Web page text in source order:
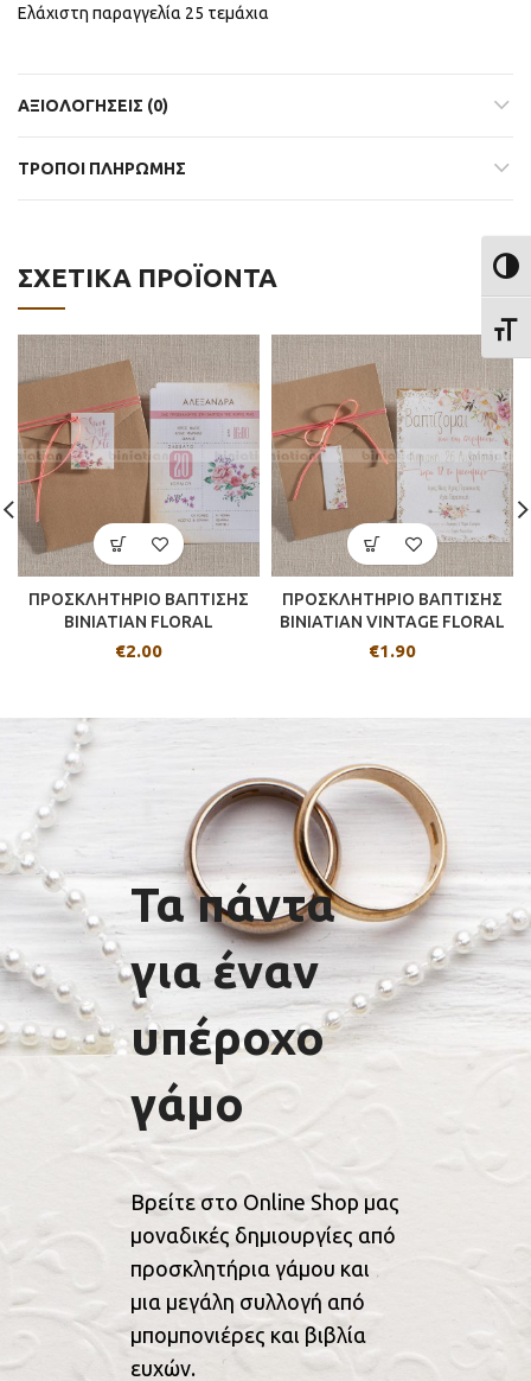
Ελάχιστη παραγγελία 25 τεμάχια
ΑΞΙΟΛΟΓΉΣΕΙΣ (0)
ΤΡΟΠΟΙ ΠΛΗΡΩΜΗΣ
ΣΧΕΤΙΚΆ ΠΡΟΪΌΝΤΑ
ΠΡΟΣΚΛΗΤΗΡΙΟ ΒΑΠΤΙΣΗΣ
BINIATIAN FLORAL
€2.00
ΠΡΟΣΚΛΗΤΗΡΙΟ ΒΑΠΤΙΣΗΣ
BINIATIAN VINTAGE FLORAL
€1.90
Τα πάντα
για έναν
υπέροχο
γάμο
Βρείτε στο Online Shop μας
μοναδικές δημιουργίες από
προσκλητήρια γάμου και
μια μεγάλη συλλογή από
μπομπονιέρες και βιβλία
ευχών.